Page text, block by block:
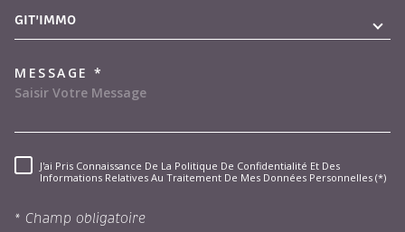
GIT'IMMO
MESSAGE *
RÈGLEMENTATION
J'ai Pris Connaissance De La Politique De Confidentialité Et Des
Informations Relatives Au Traitement De Mes Données Personnelles (*)
* Champ obligatoire